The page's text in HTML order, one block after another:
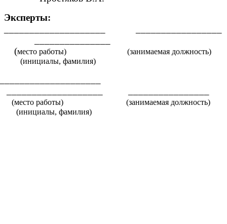
Эксперты:
(место работы) (занимаемая должность)
(инициалы, фамилия)
(место работы) (занимаемая должность)
(инициалы, фамилия)